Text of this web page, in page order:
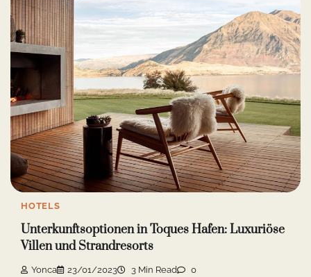
HOTELS
Unterkunftsoptionen in Toques Hafen: Luxuriöse
Villen und Strandresorts
Yonca 23/01/2023 3 Min Read 0